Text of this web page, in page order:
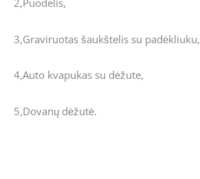
2,Puodelis,
3,Graviruotas šaukštelis su padėkliuku,
4,Auto kvapukas su dėžute,
5,Dovanų dėžutė.